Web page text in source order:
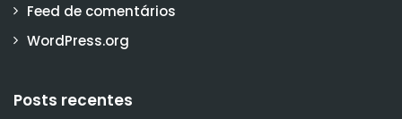
Feed de comentários
WordPress.org
Posts recentes